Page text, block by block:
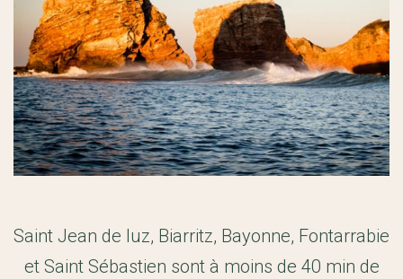
Saint Jean de luz, Biarritz, Bayonne, Fontarrabie
et Saint Sébastien sont à moins de 40 min de